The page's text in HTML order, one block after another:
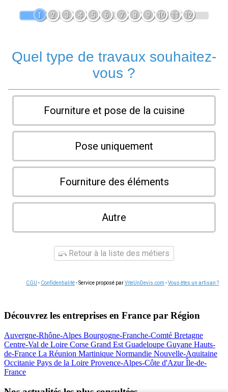
1 2 3 4 5 6 7 8 9 10 11 12
Quel type de travaux souhaitez-
vous ?
Fourniture et pose de la cuisine
Pose uniquement
Fourniture des éléments
Autre
Retour à la liste des métiers
CGU - Confidentialité- Service proposé parViteUnDevis.com -Vous êtes un artisan ?
Découvrez les entreprises en France par Région
Auvergne-Rhône-Alpes Bourgogne-Franche-Comté Bretagne
Centre-Val de Loire Corse Grand Est Guadeloupe Guyane Hauts-
de-France La Réunion Martinique Normandie Nouvelle-Aquitaine
Occitanie Pays de la Loire Provence-Alpes-Côte d'AzurÎle-de-
France